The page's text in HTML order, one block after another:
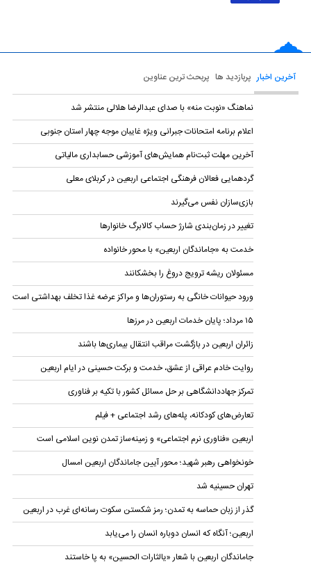
آخرین اخبار پربازدید ها پربحث ترین عناوین
نماهنگ «نوبت منه» با صدای عبدالرضا هلالی منتشر شد
اعلام برنامه امتحانات جبرانی ویژه غایبان موجه چهار استان جنوبی
آخرین مهلت ثبت‌نام همایش‌های آموزشی حسابداری مالياتی
گردهمایی فعالان فرهنگی اجتماعی اربعین در کربلای معلی
بازی‌سازان نفس می‌گیرند
تغییر در زمان‌بندی شارژ حساب کالابرگ خانوار‌ها
خدمت به «جاماندگان اربعین» با محور خانواده
مسئولان ریشه ترویج دروغ را بخشکانند
ورود حیوانات خانگی به رستوران‌ها و مراکز عرضه غذا تخلف بهداشتی است
۱۵ مرداد؛ پایان خدمات اربعین در مرزها
زائران اربعین در بازگشت مراقب انتقال بیماری‌ها باشند
روایت خادم عراقی از عشق، خدمت و برکت حسینی در ایام اربعین
تمرکز جهاددانشگاهی بر حل مسائل کشور با تکیه بر فناوری
تعارض‌های کودکانه، پله‌های رشد اجتماعی + فیلم
اربعین «فناوری نرم اجتماعی» و زمینه‌ساز تمدن نوین اسلامی است
خونخواهی رهبر شهید؛ محور آیین جاماندگان اربعین امسال
تهران حسینیه شد
گذر از زبان حماسه به تمدن؛ رمز شکستن سکوت رسانه‌ای غرب در اربعین
اربعین؛ آنگاه که انسان دوباره انسان را می‌یابد
جاماندگان اربعین با شعار «یالثارات الحسین» به پا خاستند